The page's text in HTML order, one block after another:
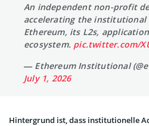
An independent non-profit
accelerating the
Ethereum, its L2s,
ecosystem. pic.twitter.com/
— Ethereum Institutional
July 1, 2026
Hintergrund ist, dass institutionelle